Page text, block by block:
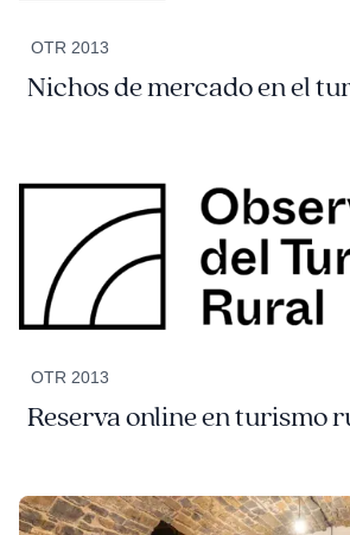
OTR 2013
Nichos de mercado en el
OTR 2013
Reserva online en turismo